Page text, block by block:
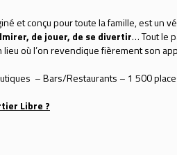
et conçu pour toute la famille, est un
de jouer, de se divertir… Tout le
lieu où l’on revendique fièrement son
– Bars/Restaurants – 1 500
Libre ?